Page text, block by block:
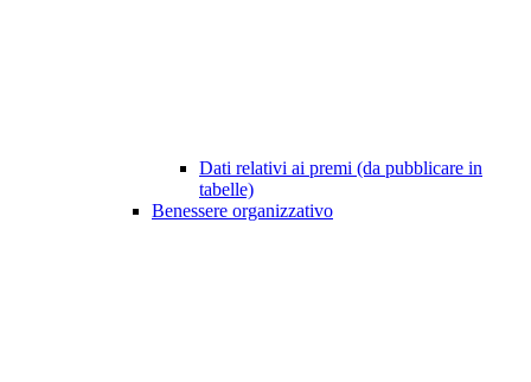
Dati relativi ai premi (da pubblicare in
tabelle)
Benessere organizzativo